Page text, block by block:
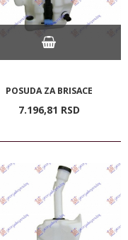
POSUDA ZA BRISACE
7.196,81 RSD